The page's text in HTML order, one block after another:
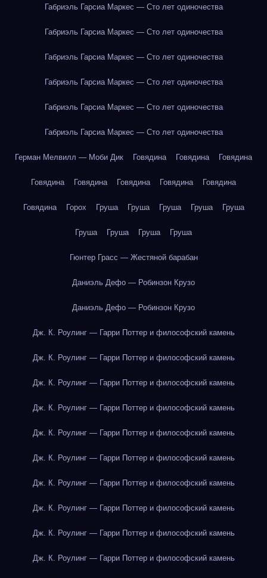
Габриэль Гарсиа Маркес — Сто лет одиночества
Габриэль Гарсиа Маркес — Сто лет одиночества
Габриэль Гарсиа Маркес — Сто лет одиночества
Габриэль Гарсиа Маркес — Сто лет одиночества
Габриэль Гарсиа Маркес — Сто лет одиночества
Габриэль Гарсиа Маркес — Сто лет одиночества
Герман Мелвилл — Моби Дик Говядина Говядина Говядина
Говядина Говядина Говядина Говядина Говядина
Говядина Горох Груша Груша Груша Груша Груша
Груша Груша Груша Груша
Гюнтер Грасс — Жестяной барабан
Даниэль Дефо — Робинзон Крузо
Даниэль Дефо — Робинзон Крузо
Дж. К. Роулинг — Гарри Поттер и философский камень
Дж. К. Роулинг — Гарри Поттер и философский камень
Дж. К. Роулинг — Гарри Поттер и философский камень
Дж. К. Роулинг — Гарри Поттер и философский камень
Дж. К. Роулинг — Гарри Поттер и философский камень
Дж. К. Роулинг — Гарри Поттер и философский камень
Дж. К. Роулинг — Гарри Поттер и философский камень
Дж. К. Роулинг — Гарри Поттер и философский камень
Дж. К. Роулинг — Гарри Поттер и философский камень
Дж. К. Роулинг — Гарри Поттер и философский камень